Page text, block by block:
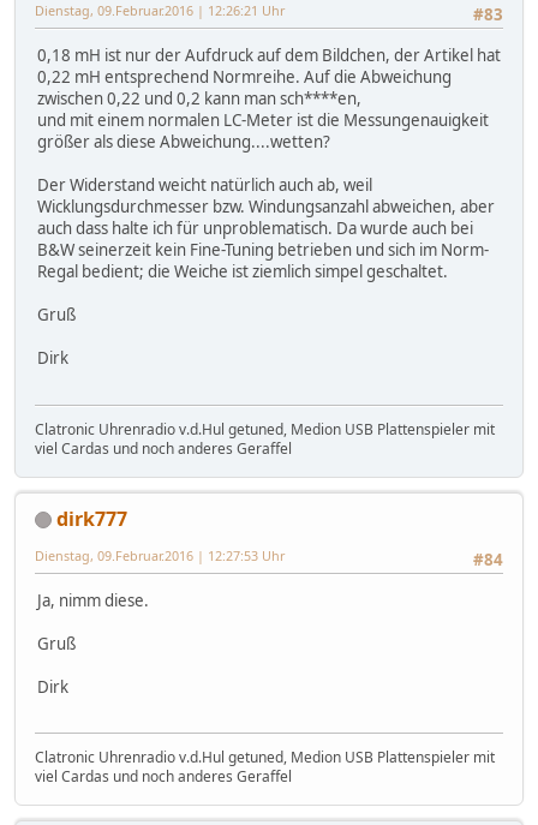
#83
Dienstag, 09.Februar.2016 | 12:26:21 Uhr
0,18 mH ist nur der Aufdruck auf dem Bildchen, der Artikel hat
0,22 mH entsprechend Normreihe. Auf die Abweichung
zwischen 0,22 und 0,2 kann man sch****en,
und mit einem normalen LC-Meter ist die Messungenauigkeit
größer als diese Abweichung....wetten?
Der Widerstand weicht natürlich auch ab, weil
Wicklungsdurchmesser bzw. Windungsanzahl abweichen, aber
auch dass halte ich für unproblematisch. Da wurde auch bei
B&W seinerzeit kein Fine-Tuning betrieben und sich im Norm-
Regal bedient; die Weiche ist ziemlich simpel geschaltet.
Gruß
Dirk
Clatronic Uhrenradio v.d.Hul getuned, Medion USB Plattenspieler mit
viel Cardas und noch anderes Geraffel
dirk777
#84
Dienstag, 09.Februar.2016 | 12:27:53 Uhr
Ja, nimm diese.
Gruß
Dirk
Clatronic Uhrenradio v.d.Hul getuned, Medion USB Plattenspieler mit
viel Cardas und noch anderes Geraffel